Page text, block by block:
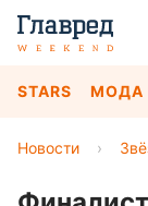
STARS МОДА
Новости ›